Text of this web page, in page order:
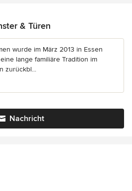
& Türen
wurde im März 2013 in Essen
lange familiäre Tradition im
zurückbl...
Nachricht